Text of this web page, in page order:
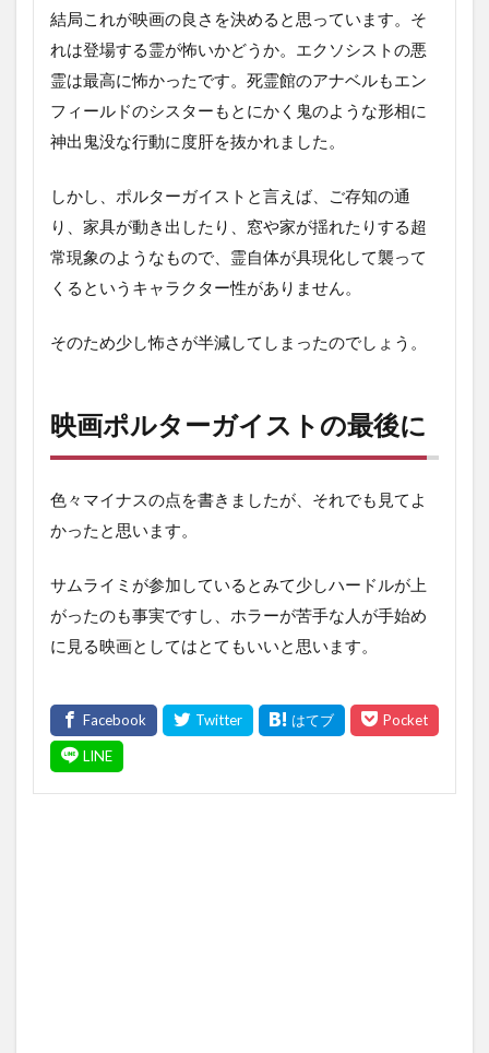
結局これが映画の良さを決めると思っています。そ
れは登場する霊が怖いかどうか。エクソシストの悪
霊は最高に怖かったです。死霊館のアナベルもエン
フィールドのシスターもとにかく鬼のような形相に
神出鬼没な行動に度肝を抜かれました。
しかし、ポルターガイストと言えば、ご存知の通
り、家具が動き出したり、窓や家が揺れたりする超
常現象のようなもので、霊自体が具現化して襲って
くるというキャラクター性がありません。
そのため少し怖さが半減してしまったのでしょう。
映画ポルターガイストの最後に
色々マイナスの点を書きましたが、それでも見てよ
かったと思います。
サムライミが参加しているとみて少しハードルが上
がったのも事実ですし、ホラーが苦手な人が手始め
に見る映画としてはとてもいいと思います。